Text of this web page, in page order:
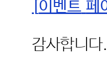
이벤트 페
감사합니다.